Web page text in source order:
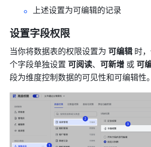
上述设置为可编辑的记录
设置字段权限
当你将数据表的权限设置为 可编辑 时
个字段单独设置 可阅读、可新增 或 可
段为维度控制数据的可见性和可编辑性。